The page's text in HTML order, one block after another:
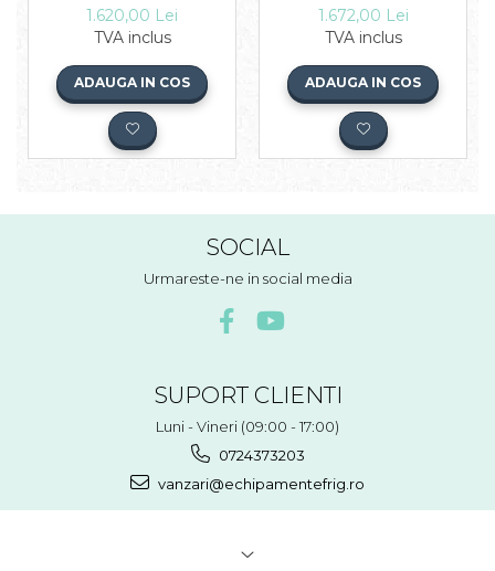
1.620,00 Lei
TVA inclus
ADAUGA IN COS
1.672,00 Lei
TVA inclus
ADAUGA IN COS
SOCIAL
Urmareste-ne in social media
SUPORT CLIENTI
Luni - Vineri (09:00 - 17:00)
0724373203
vanzari@echipamentefrig.ro